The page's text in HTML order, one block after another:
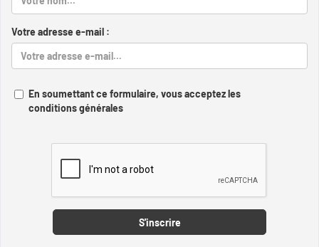
Votre adresse e-mail :
En soumettant ce formulaire, vous acceptez les
conditions générales
S'inscrire